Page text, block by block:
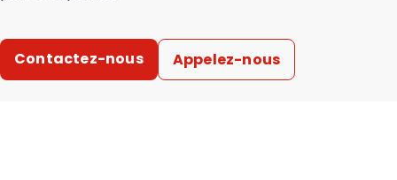
Contactez-nous Appelez-nous